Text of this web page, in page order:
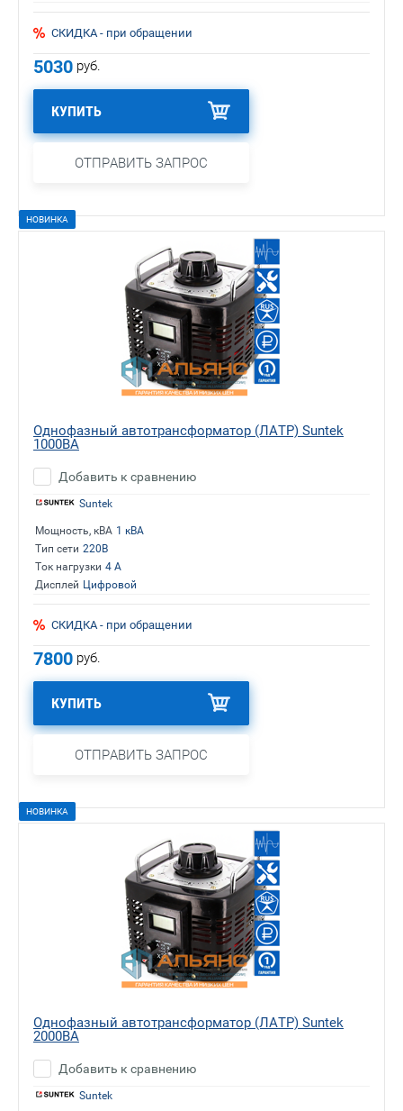
СКИДКА - при обращении
5030 руб.
КУПИТЬ
ОТПРАВИТЬ ЗАПРОС
НОВИНКА
Однофазный автотрансформатор (ЛАТР) Suntek
1000ВА
Добавить к сравнению
Suntek
Мощность, кВА 1 кВА
Тип сети 220В
Ток нагрузки 4 А
Дисплей Цифровой
СКИДКА - при обращении
7800 руб.
КУПИТЬ
ОТПРАВИТЬ ЗАПРОС
НОВИНКА
Однофазный автотрансформатор (ЛАТР) Suntek
2000ВА
Добавить к сравнению
Suntek